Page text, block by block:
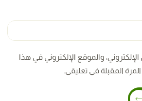
والموقع الإلكتروني في هذا
المقبلة في تعليقي.